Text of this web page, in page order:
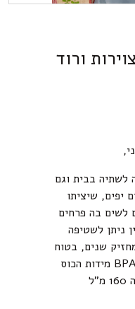
ורוד
לשתיה בבית וגם
יפים, שיציתו
לשים בה פרחים
ניתן לשטיפה
שנים, בטוח
לשימוש, ללא רעלים וללא BPA מידות הכוס